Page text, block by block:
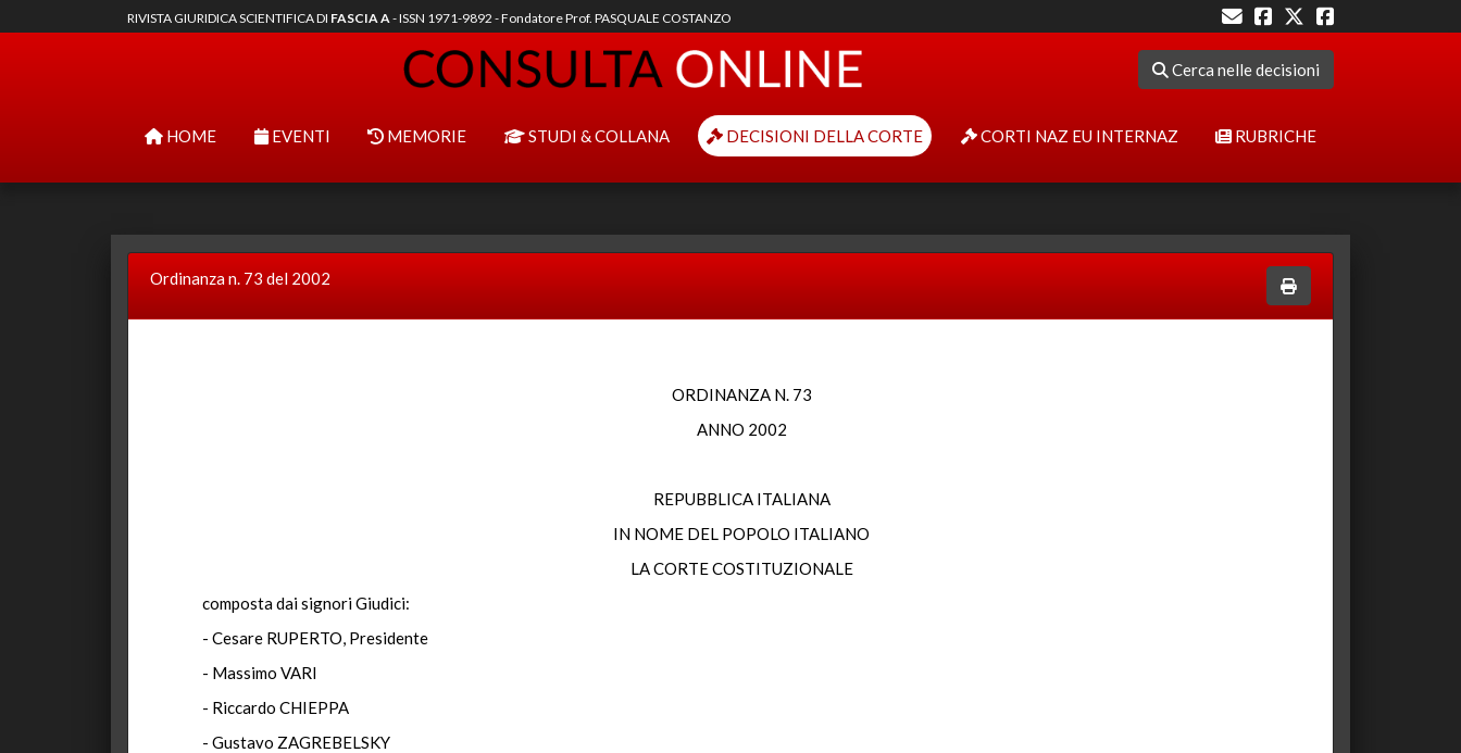
RIVISTA GIURIDICA SCIENTIFICA DI FASCIA A- ISSN 1971-9892 - Fondatore Prof. PASQUALE COSTANZO
Cerca nelle decisioni
HOME EVENTI MEMORIE STUDI & COLLANA DECISIONI DELLA CORTE CORTI NAZ EU INTERNAZ RUBRICHE
Ordinanza n. 73 del 2002
ORDINANZA N. 73
ANNO 2002
REPUBBLICA ITALIANA
IN NOME DEL POPOLO ITALIANO
LA CORTE COSTITUZIONALE
composta dai signori Giudici:
- Cesare RUPERTO, Presidente
- Massimo VARI
- Riccardo CHIEPPA
- Gustavo ZAGREBELSKY